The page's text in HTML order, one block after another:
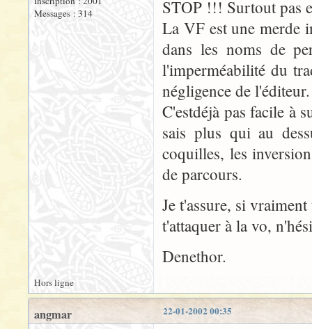
Messages : 314
STOP !!! Surtout pas
La VF est une merde
dans les noms de
l'imperméabilité du
négligence de
C'estdéjà pas facile à
sais plus qui au
coquilles, les
de parcours.
Je t'assure, si
t'attaquer à la vo,
Denethor.
Hors ligne
22-01-2002 00:35
angmar